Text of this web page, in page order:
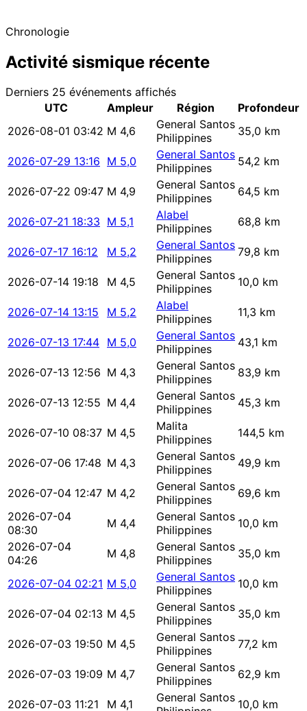
Chronologie
Activité sismique récente
Derniers 25 événements affichés
UTC
Ampleur Région
Profondeur
2026-08-01 03:42 M 4,6
General Santos
Philippines
35,0 km
2026-07-29 13:16 M 5,0
General Santos
Philippines
54,2 km
2026-07-22 09:47 M 4,9
General Santos
Philippines
64,5 km
2026-07-21 18:33 M 5,1
Alabel
Philippines
68,8 km
2026-07-17 16:12 M 5,2
General Santos
Philippines
79,8 km
2026-07-14 19:18 M 4,5
General Santos
Philippines
10,0 km
2026-07-14 13:15 M 5,2
Alabel
Philippines
11,3 km
2026-07-13 17:44 M 5,0
General Santos
Philippines
43,1 km
2026-07-13 12:56 M 4,3
General Santos
Philippines
83,9 km
2026-07-13 12:55 M 4,4
General Santos
Philippines
45,3 km
2026-07-10 08:37 M 4,5
Malita
Philippines
144,5 km
2026-07-06 17:48 M 4,3
General Santos
Philippines
49,9 km
2026-07-04 12:47 M 4,2
General Santos
Philippines
69,6 km
2026-07-04
08:30
M 4,4
General Santos
Philippines
10,0 km
2026-07-04
04:26
M 4,8
General Santos
Philippines
35,0 km
2026-07-04 02:21 M 5,0
General Santos
Philippines
10,0 km
2026-07-04 02:13 M 4,5
General Santos
Philippines
35,0 km
2026-07-03 19:50 M 4,5
General Santos
Philippines
77,2 km
2026-07-03 19:09 M 4,7
General Santos
Philippines
62,9 km
2026-07-03 11:21 M 4,1
General Santos 10,0 km